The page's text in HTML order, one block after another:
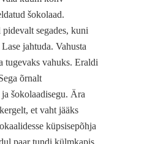
šokolaad.
segades, kuni
jahtuda. Vahusta
tugevaks vahuks. Eraldi
õrnalt
šokolaadisegu. Ära
et vaht jääks
küpsisepõhja
paar tundi külmkapis